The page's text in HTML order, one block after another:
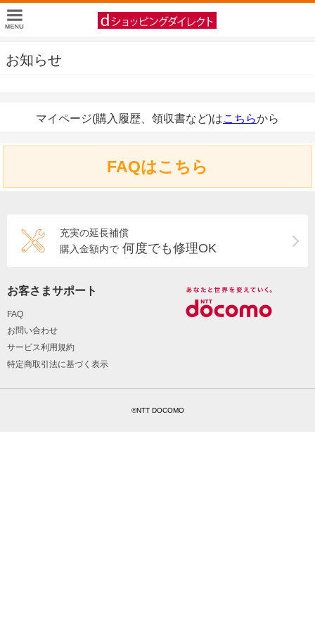
お知らせ
マイページ(購入履歴、領収書など)はこちらから
FAQはこちら
充実の延長補償
購入金額内で 何度でも修理OK
お客さまサポート
FAQ
お問い合わせ
サービス利用規約
特定商取引法に基づく表示
©NTT DOCOMO